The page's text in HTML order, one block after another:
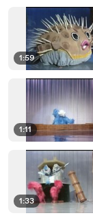
1:59
1:11
1:33